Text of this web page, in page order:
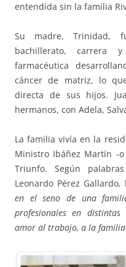
entendida sin la familia
Su madre, Trinidad,
bachillerato, carrera
farmacéutica
cáncer de matriz, lo
directa de sus hijos.
hermanos, con Adela,
La familia vivía en la
Ministro Ibáñez Martín -
Triunfo. Según
Leonardo Pérez
en el seno de una
profesionales en
amor al trabajo, a la familia